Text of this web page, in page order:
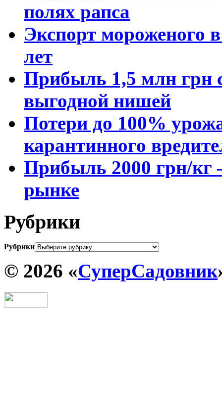
полях рапса
Экспорт мороженого
лет
Прибыль 1,5 млн грн
выгодной нишей
Потери до 100%
карантинного
Прибыль 2000 грн/кг
рынке
Рубрики
Рубрики
© 2026 «СуперСадовник